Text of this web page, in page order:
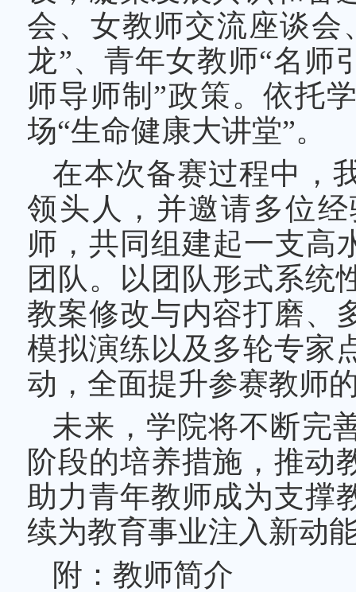
会、女教师交流座谈会
龙”、青年女教师“名师
师导师制”政策。依托
场“生命健康大讲堂”。
在本次备赛过程中，
领头人，并邀请多位
师，共同组建起一支高
团队。以团队形式系统
教案修改与内容打磨、
模拟演练以及多轮专家
动，全面提升参赛教师
未来，学院将不断完
阶段的培养措施，推动
助力青年教师成为支撑
续为教育事业注入新动
附：教师简介